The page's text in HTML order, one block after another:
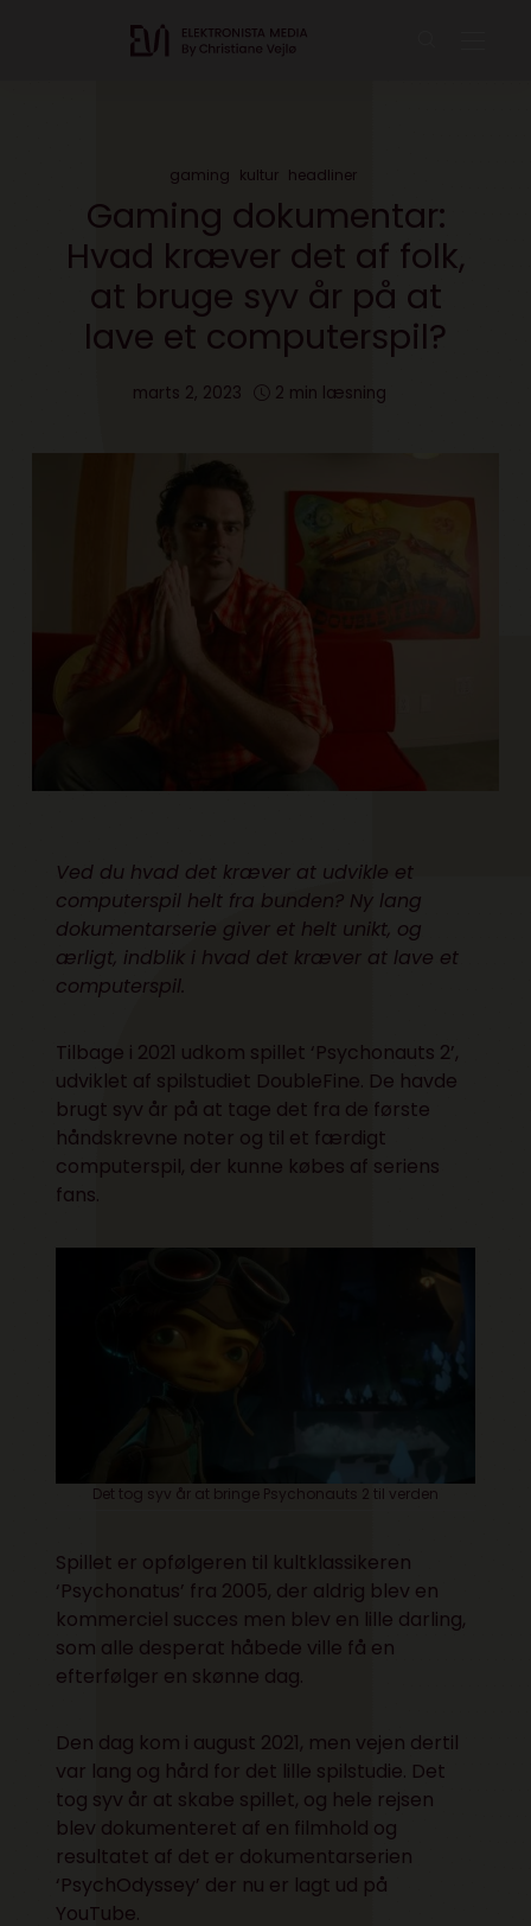
gaming kultur headliner
Gaming dokumentar:
Hvad kræver det af folk,
at bruge syv år på at
lave et computerspil?
marts 2, 2023 2 min læsning
Ved du hvad det kræver at udvikle et
computerspil helt fra bunden? Ny lang
dokumentarserie giver et helt unikt, og
ærligt, indblik i hvad det kræver at lave et
computerspil.
Tilbage i 2021 udkom spillet ‘Psychonauts 2’,
udviklet af spilstudiet DoubleFine. De havde
brugt syv år på at tage det fra de første
håndskrevne noter og til et færdigt
computerspil, der kunne købes af seriens
fans.
Det tog syv år at bringe Psychonauts 2 til verden
Spillet er opfølgeren til kultklassikeren
‘Psychonatus’ fra 2005, der aldrig blev en
kommerciel succes men blev en lille darling,
som alle desperat håbede ville få en
efterfølger en skønne dag.
Den dag kom i august 2021, men vejen dertil
var lang og hård for det lille spilstudie. Det
tog syv år at skabe spillet, og hele rejsen
blev dokumenteret af en filmhold og
resultatet af det er dokumentarserien
‘PsychOdyssey’ der nu er lagt ud på
YouTube.